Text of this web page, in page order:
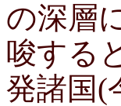
の深層
唆する
発諸国(